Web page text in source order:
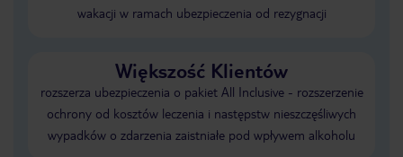
wakacji w ramach ubezpieczenia od rezygnacji
Większość Klientów
rozszerza ubezpieczenia o pakiet All Inclusive - rozszerzenie
ochrony od kosztów leczenia i następstw nieszczęśliwych
wypadków o zdarzenia zaistniałe pod wpływem alkoholu